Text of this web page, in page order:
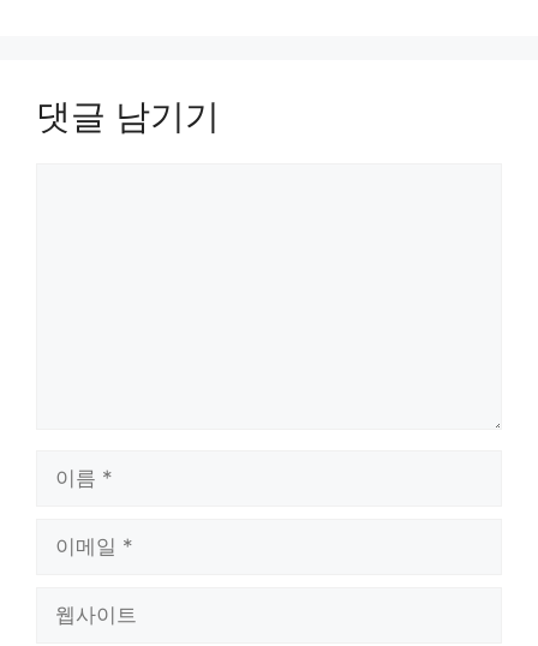
댓글 남기기